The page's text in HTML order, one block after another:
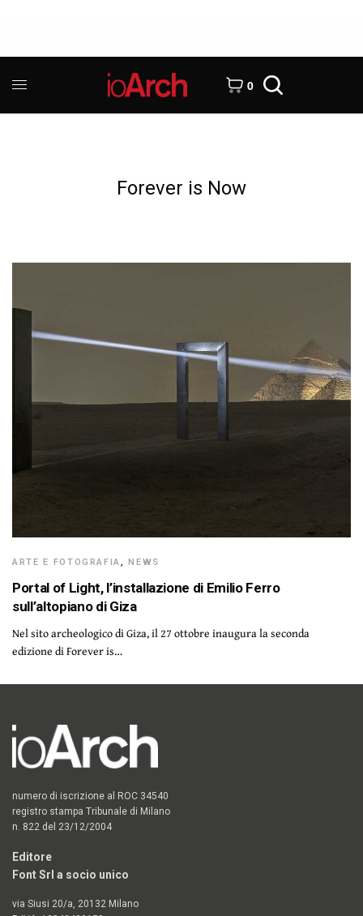
0
Forever is Now
ARTE E FOTOGRAFIA,NEWS
Portal of Light, l’installazione di Emilio Ferro
sull’altopiano di Giza
Nel sito archeologico di Giza, il 27 ottobre inaugura la seconda
edizione di Forever is…
numero di iscrizione al ROC 34540
registro stampa Tribunale di Milano
n. 822 del 23/12/2004
Editore
Font Srl a socio unico
via Siusi 20/a, 20132 Milano